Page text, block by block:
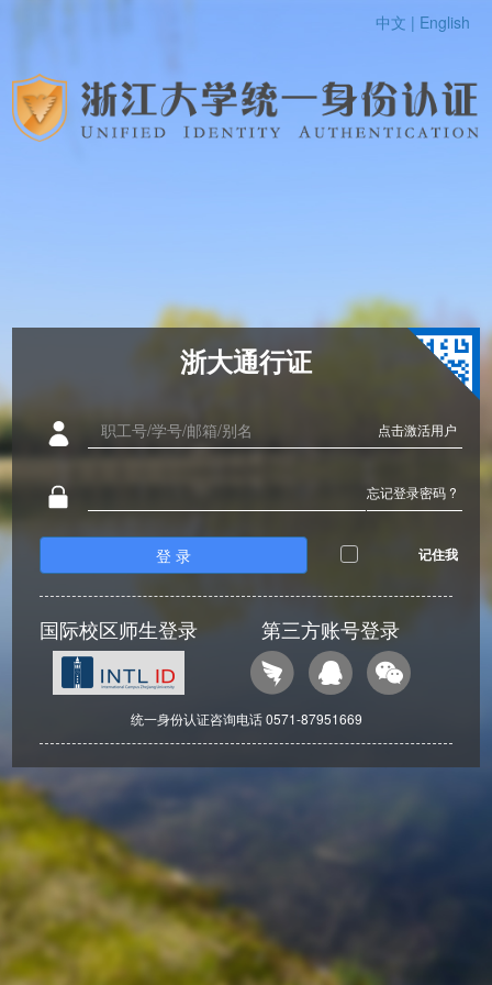
中文 | English
浙大通行证
点击激活用户
忘记登录密码 ?
登 录 记住我
国际校区师生登录 第三方账号登录
统一身份认证咨询电话 0571-87951669